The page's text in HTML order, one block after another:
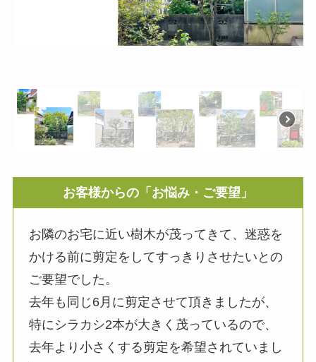
お客様からの「お悩み・ご要望」
お隣のお宅に近い樹木が茂ってきて、迷惑を
かける前に剪定をしてすっきりさせたいとの
ご要望でした。
去年も同じ6月に剪定させて頂きましたが、
特にシラカシ2本が大きく茂っているので、
去年より小さくする剪定を希望されていまし